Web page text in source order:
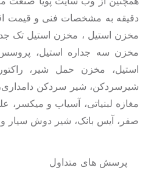
دقیقه به مشخصات فنی و قیمت
مخزن استیل ، مخزن استیل تک
مخزن سه جداره استیل،
استیل، مخزن حمل شیر، راکتور
شیرسردکن، شیر سردکن
مغازه لبنیاتی، آسیاب و میکسر،
صفر، آیس بانک، شیر دوش سیار و
پرسش های متداول